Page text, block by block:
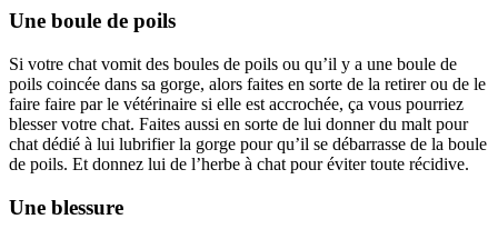
Une boule de poils
Si votre chat vomit des boules de poils ou qu’il y a une boule de
poils coincée dans sa gorge, alors faites en sorte de la retirer ou de le
faire faire par le vétérinaire si elle est accrochée, ça vous pourriez
blesser votre chat. Faites aussi en sorte de lui donner du malt pour
chat dédié à lui lubrifier la gorge pour qu’il se débarrasse de la boule
de poils. Et donnez lui de l’herbe à chat pour éviter toute récidive.
Une blessure